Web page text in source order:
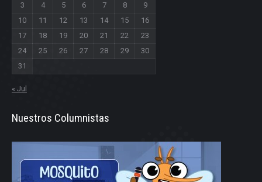
3
4 5 6 7 8
9
10
11 12 13 14 15
16
17
18 19 20 21 22
23
24
25 26 27 28 29
30
31
« Jul
Nuestros Columnistas